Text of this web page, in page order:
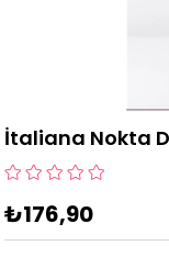
İtaliana Nokta
₺176,90